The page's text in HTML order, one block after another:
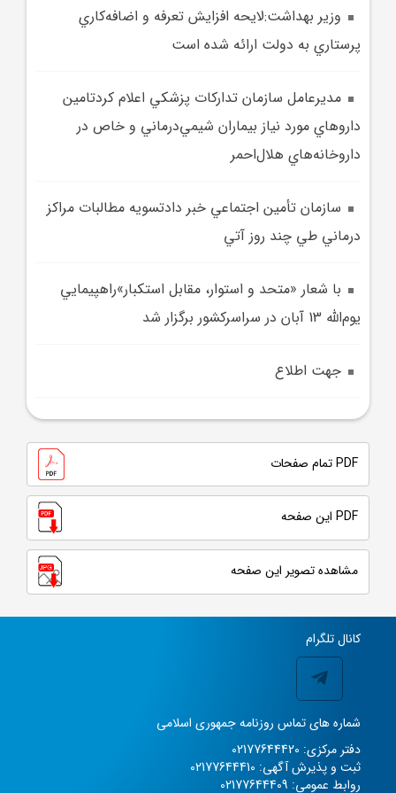
وزير بهداشت:لايحه افزايش تعرفه و اضافه‌کاري
پرستاري به دولت ارائه شده است
مديرعامل سازمان تدارکات پزشکي اعلام کردتامين
داروهاي مورد نياز بيماران شيمي‌درماني و خاص در
داروخانه‌هاي هلال‌احمر
سازمان تأمين اجتماعي خبر دادتسويه مطالبات مراکز
درماني طي چند روز آتي
با شعار «متحد و استوار، مقابل استکبار»راهپيمايي
يوم‌الله 13 آبان در سراسرکشور برگزار شد
جهت اطلاع
PDF تمام صفحات
PDF این صفحه
مشاهده تصویر این صفحه
کانال تلگرام
شماره های تماس روزنامه جمهوری اسلامی
دفتر مرکزی: 02177644420
ثبت و پذیرش آگهی: 02177644410
روابط عمومی: 02177644409